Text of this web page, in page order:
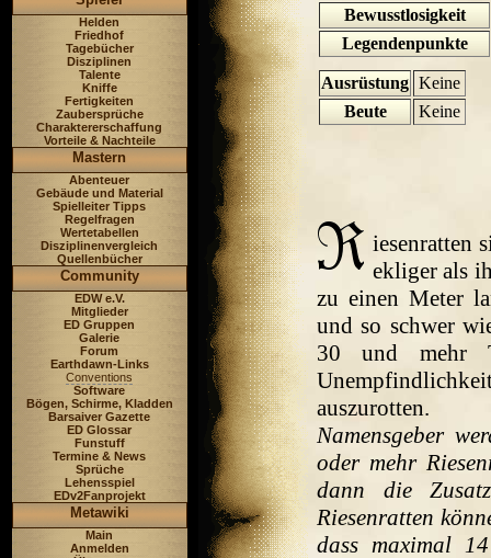
Helden
Friedhof
Tagebücher
Disziplinen
Talente
Kniffe
Fertigkeiten
Zaubersprüche
Charaktererschaffung
Vorteile & Nachteile
Mastern
Abenteuer
Gebäude und Material
Spielleiter Tipps
Regelfragen
Wertetabellen
Disziplinenvergleich
Quellenbücher
Community
EDW e.V.
Mitglieder
ED Gruppen
Galerie
Forum
Earthdawn-Links
Conventions
Software
Bögen, Schirme, Kladden
Barsaiver Gazette
ED Glossar
Funstuff
Termine & News
Sprüche
Lehensspiel
EDv2Fanprojekt
Metawiki
Main
Anmelden
Bewusstlosigkeit
Legendenpunkte
Ausrüstung Keine
Beute
Keine
iesenratten
ekliger als
zu einen Meter
und so schwer
30 und mehr
auszurotten.
Namensgeber
oder mehr
dann die
Riesenratten
dass maximal